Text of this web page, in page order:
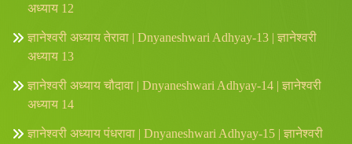
अध्याय 12
ज्ञानेश्वरी अध्याय तेरावा | Dnyaneshwari Adhyay-13 | ज्ञानेश्वरी
अध्याय 13
ज्ञानेश्वरी अध्याय चौदावा | Dnyaneshwari Adhyay-14 | ज्ञानेश्वरी
अध्याय 14
ज्ञानेश्वरी अध्याय पंधरावा | Dnyaneshwari Adhyay-15 | ज्ञानेश्वरी